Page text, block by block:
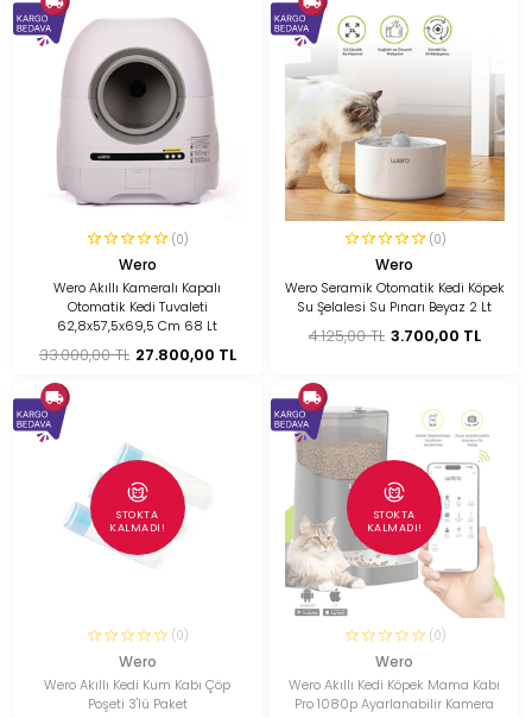
(0)
Wero
Wero Akıllı Kameralı Kapalı
Otomatik Kedi Tuvaleti
62,8x57,5x69,5 Cm 68 Lt
33.000,00 TL 27.800,00 TL
(0)
Wero
Wero Seramik Otomatik Kedi Köpek
Su Şelalesi Su Pınarı Beyaz 2 Lt
4.125,00 TL 3.700,00 TL
STOKTA
KALMADI!
(0)
Wero
Wero Akıllı Kedi Kum Kabı Çöp
Poşeti 3'lü Paket
STOKTA
KALMADI!
(0)
Wero
Wero Akıllı Kedi Köpek Mama Kabı
Pro 1080p Ayarlanabilir Kamera